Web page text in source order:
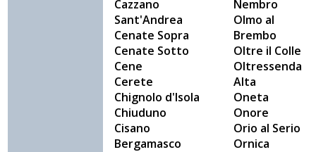
Cazzano
Sant'Andrea
Cenate Sopra
Cenate Sotto
Cene
Cerete
Chignolo d'Isola
Chiuduno
Cisano
Bergamasco
Nembro
Olmo al
Brembo
Oltre il Colle
Oltressenda
Alta
Oneta
Onore
Orio al Serio
Ornica